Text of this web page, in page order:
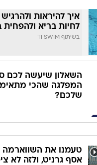
איך להיראות ולהרגיש
לחיות בריא
בשיתוף TI SWIM
השאלון שיעשה לכם
המפלגה שהכי
שלכם?
טעמנו את
אסף גרניט, ולזה לא